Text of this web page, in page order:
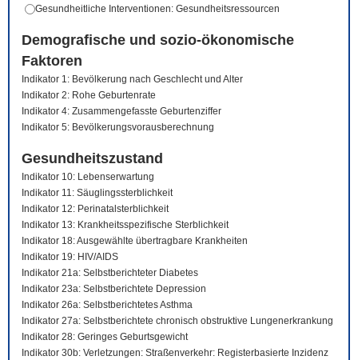
Gesundheitliche Interventionen: Gesundheitsressourcen
Demografische und sozio-ökonomische
Faktoren
Indikator 1: Bevölkerung nach Geschlecht und Alter
Indikator 2: Rohe Geburtenrate
Indikator 4: Zusammengefasste Geburtenziffer
Indikator 5: Bevölkerungsvorausberechnung
Gesundheitszustand
Indikator 10: Lebenserwartung
Indikator 11: Säuglingssterblichkeit
Indikator 12: Perinatalsterblichkeit
Indikator 13: Krankheitsspezifische Sterblichkeit
Indikator 18: Ausgewählte übertragbare Krankheiten
Indikator 19: HIV/AIDS
Indikator 21a: Selbstberichteter Diabetes
Indikator 23a: Selbstberichtete Depression
Indikator 26a: Selbstberichtetes Asthma
Indikator 27a: Selbstberichtete chronisch obstruktive Lungenerkrankung
Indikator 28: Geringes Geburtsgewicht
Indikator 30b: Verletzungen: Straßenverkehr: Registerbasierte Inzidenz